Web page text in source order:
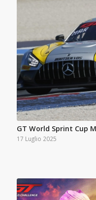
GT World Sprint Cup
17 Luglio 2025